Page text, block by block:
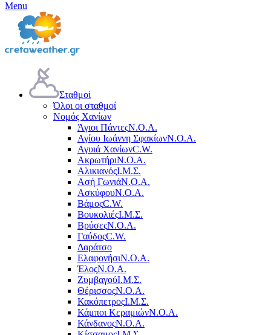
Menu
Σταθμοί
Όλοι οι σταθμοί
Νομός Χανίων
Άγιοι ΠάντεςΝ.Ο.Α.
Αγίου Ιωάννη ΣφακίωνΝ.Ο.Α.
Αγυιά ΧανίωνC.W.
ΑκρωτήριΝ.Ο.Α.
ΑλικιανόςΙ.Μ.Σ.
Ασή ΓωνιάΝ.Ο.Α.
ΑσκύφουΝ.Ο.Α.
ΒάμοςC.W.
ΒουκολιέςΙ.Μ.Σ.
ΒρύσεςΝ.Ο.Α.
ΓαύδοςC.W.
Δαράτσο
ΕλαφονήσιΝ.Ο.Α.
ΈλοςΝ.Ο.Α.
ΖυμβαγούΙ.Μ.Σ.
ΘέρισσοςΝ.Ο.Α.
ΚακόπετροςΙ.Μ.Σ.
Κάμποι ΚεραμιώνΝ.Ο.Α.
ΚάνδανοςΝ.Ο.Α.